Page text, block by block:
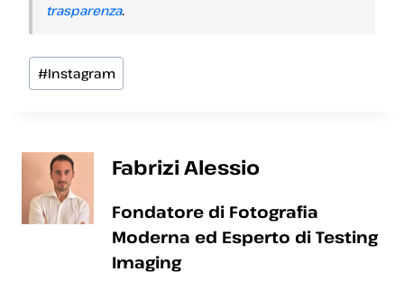
trasparenza.
Tag
articolo:
#Instagram
Fabrizi Alessio
Fondatore di Fotografia
Moderna ed Esperto di Testing
Imaging